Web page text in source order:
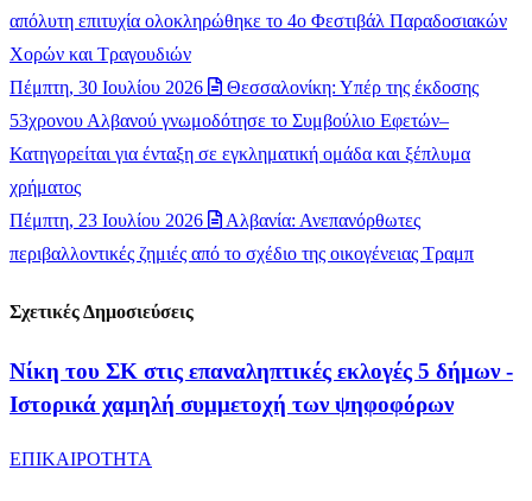
απόλυτη επιτυχία ολοκληρώθηκε το 4ο Φεστιβάλ Παραδοσιακών
Χορών και Τραγουδιών
Πέμπτη, 30 Ιουλίου 2026
Θεσσαλονίκη: Υπέρ της έκδοσης
53χρονου Αλβανού γνωμοδότησε το Συμβούλιο Εφετών–
Κατηγορείται για ένταξη σε εγκληματική ομάδα και ξέπλυμα
χρήματος
Πέμπτη, 23 Ιουλίου 2026
Αλβανία: Ανεπανόρθωτες
περιβαλλοντικές ζημιές από το σχέδιο της οικογένειας Τραμπ
Σχετικές Δημοσιεύσεις
Νίκη του ΣΚ στις επαναληπτικές εκλογές 5 δήμων -
Ιστορικά χαμηλή συμμετοχή των ψηφοφόρων
ΕΠΙΚΑΙΡΟΤΗΤΑ